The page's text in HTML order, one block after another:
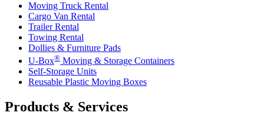
Moving Truck Rental
Cargo Van Rental
Trailer Rental
Towing Rental
Dollies & Furniture Pads
U-Box® Moving & Storage Containers
Self-Storage Units
Reusable Plastic Moving Boxes
Products & Services